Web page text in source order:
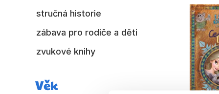
stručná historie
zábava pro rodiče a děti
zvukové knihy
Věk